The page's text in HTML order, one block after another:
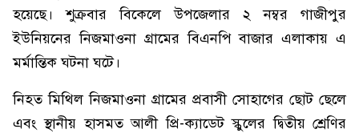
হয়েছে। শুক্রবার বিকেলে উপজেলার ২ নম্বর গাজীপুর
ইউনিয়নের নিজমাওনা গ্রামের বিএনপি বাজার এলাকায় এ
মর্মান্তিক ঘটনা ঘটে।
নিহত মিথিল নিজমাওনা গ্রামের প্রবাসী সোহাগের ছোট ছেলে
এবং স্থানীয় হাসমত আলী প্রি-ক্যাডেট স্কুলের দ্বিতীয় শ্রেণির